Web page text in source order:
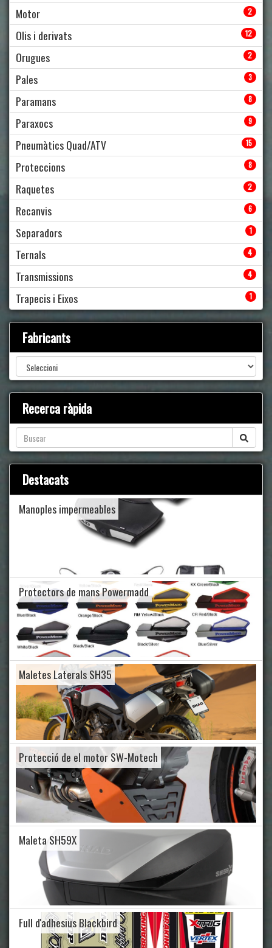
Motor 2
Olis i derivats 12
Orugues 2
Pales 3
Paramans 8
Paraxocs 9
Pneumàtics Quad/ATV 15
Proteccions 8
Raquetes 2
Recanvis 6
Separadors 1
Ternals 4
Transmissions 4
Trapecis i Eixos 1
Fabricants
Recerca ràpida
Destacats
Manoples impermeables
Protectors de mans Powermadd
Maletes Laterals SH35
Protecció de el motor SW-Motech
Maleta SH59X
Full d'adhesius Blackbird